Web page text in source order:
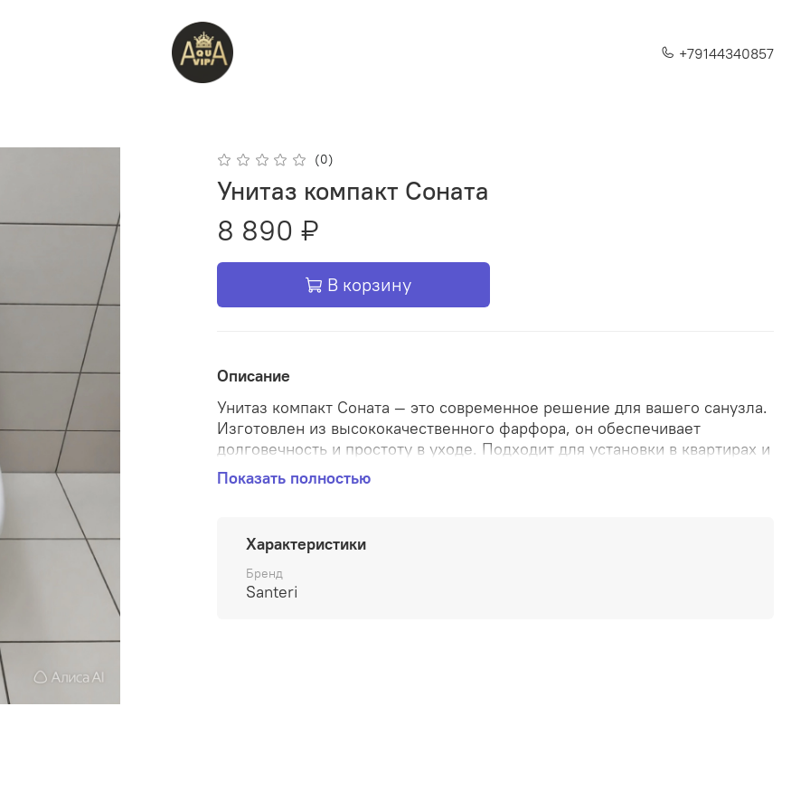
+79144340857
(0)
Унитаз компакт Соната
8 890 ₽
В корзину
Описание
Унитаз компакт Соната — это современное решение для вашего санузла.
Изготовлен из высококачественного фарфора, он обеспечивает
долговечность и простоту в уходе. Подходит для установки в квартирах и
частных домах. Идеален для семей с детьми благодаря своей
эргономичной форме.
Показать полностью
Характеристики
Бренд
Santeri